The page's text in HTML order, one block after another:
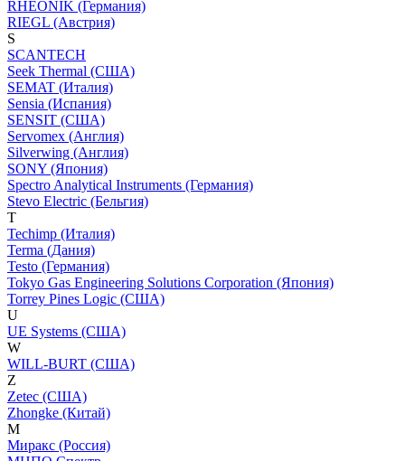
RHEONIK (Германия)
RIEGL (Австрия)
S
SCANTECH
Seek Thermal (США)
SEMAT (Италия)
Sensia (Испания)
SENSIT (США)
Servomex (Англия)
Silverwing (Англия)
SONY (Япония)
Spectro Analytical Instruments (Германия)
Stevo Electric (Бельгия)
T
Techimp (Италия)
Terma (Дания)
Testo (Германия)
Tokyo Gas Engineering Solutions Corporation (Япония)
Torrey Pines Logic (США)
U
UE Systems (США)
W
WILL-BURT (США)
Z
Zetec (США)
Zhongke (Китай)
М
Миракс (Россия)